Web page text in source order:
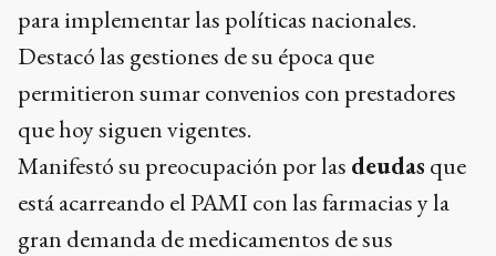
para implementar las políticas nacionales.
Destacó las gestiones de su época que
permitieron sumar convenios con prestadores
que hoy siguen vigentes.
Manifestó su preocupación por las deudas que
está acarreando el PAMI con las farmacias y la
gran demanda de medicamentos de sus